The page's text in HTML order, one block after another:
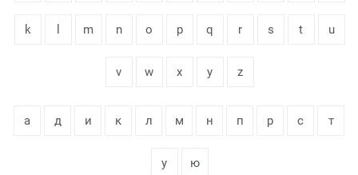
k m n o p q r s t u
v w x y z
а д и к л м н п р с т
у ю